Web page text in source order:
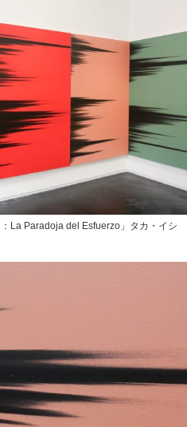
La Paradoja del Esfuerzo」タカ・イシ